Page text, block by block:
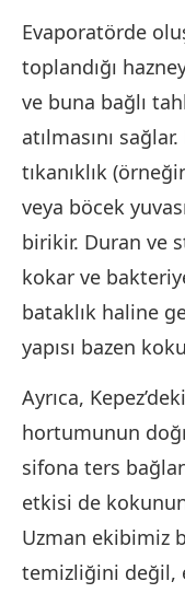
Evaporatörde
toplandığı
ve buna bağlı
atılmasını
tıkanıklık
veya böcek
birikir. Duran ve
kokar ve
bataklık haline
yapısı bazen
Ayrıca,
hortumunun
sifona ters
etkisi de
Uzman ekibimiz
temizliğini değil,